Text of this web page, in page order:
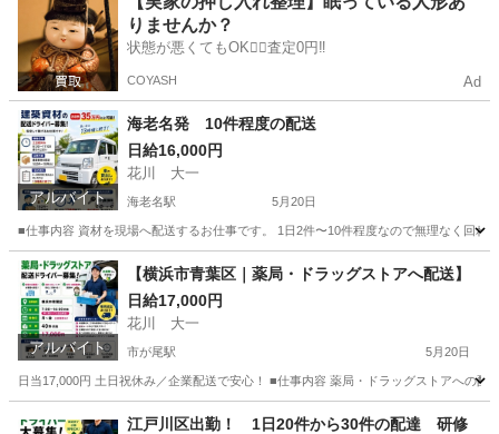
りませんか？
状態が悪くてもOK🙆‍♀️査定0円‼️
COYASH Ad
アルバイト
海老名発 10件程度の配送
日給16,000円
花川 大一
海老名駅 5月20日
■仕事内容 資材を現場へ配送するお仕事です。 1日2件〜10件程度なので無理な
神奈川 海老名市 海老名駅 ドライバー
アルバイト
【横浜市青葉区｜薬局・ドラッグストアへ配送】
日給17,000円
花川 大一
市が尾駅 5月20日
日当17,000円 土日祝休み／企業配送で安心！ ■仕事内容 薬局・ドラッグストアへ
市が尾駅 ドライバー 土日
江戸川区出勤！ 1日20件から30件の配達 研修